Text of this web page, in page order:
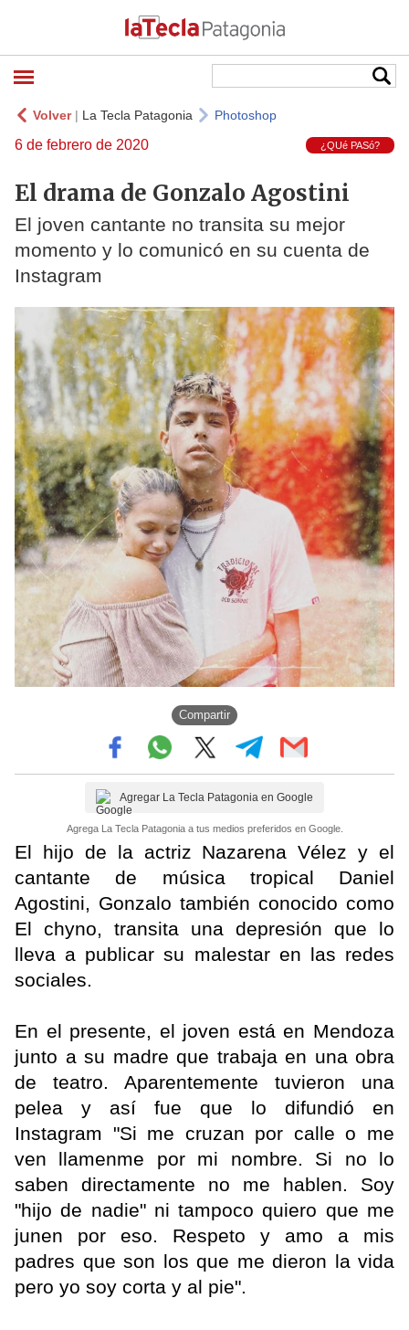
Volver| La Tecla Patagonia Photoshop
6 de febrero de 2020 ¿QUé PASó?
El drama de Gonzalo Agostini
El joven cantante no transita su mejor
momento y lo comunicó en su cuenta de
Instagram
Compartir
Agregar La Tecla Patagonia en Google
Agrega La Tecla Patagonia a tus medios preferidos en Google.
El hijo de la actriz Nazarena Vélez y el
cantante de música tropical Daniel
Agostini, Gonzalo también conocido como
El chyno, transita una depresión que lo
lleva a publicar su malestar en las redes
sociales.
En el presente, el joven está en Mendoza
junto a su madre que trabaja en una obra
de teatro. Aparentemente tuvieron una
pelea y así fue que lo difundió en
Instagram "Si me cruzan por calle o me
ven llamenme por mi nombre. Si no lo
saben directamente no me hablen. Soy
"hijo de nadie" ni tampoco quiero que me
junen por eso. Respeto y amo a mis
padres que son los que me dieron la vida
pero yo soy corta y al pie".